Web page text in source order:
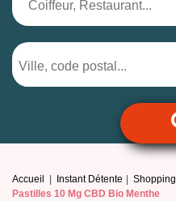
Accueil Instant Détente Shopping
Pastilles 10 Mg CBD Bio Menthe